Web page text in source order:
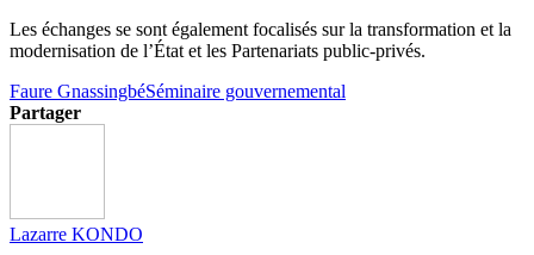
Les échanges se sont également focalisés sur la transformation et la
modernisation de l’État et les Partenariats public-privés.
Faure GnassingbéSéminaire gouvernemental
Partager
Lazarre KONDO